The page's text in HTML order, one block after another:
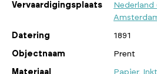
Vervaardigingsplaats
Nederland
Datering 1891
Objectnaam Prent
Materiaal Papier, Inkt